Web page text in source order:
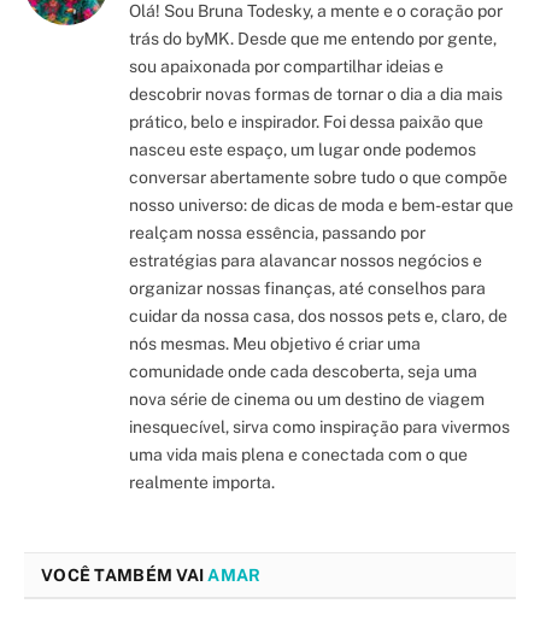
Olá! Sou Bruna Todesky, a mente e o coração por
trás do byMK. Desde que me entendo por gente,
sou apaixonada por compartilhar ideias e
descobrir novas formas de tornar o dia a dia mais
prático, belo e inspirador. Foi dessa paixão que
nasceu este espaço, um lugar onde podemos
conversar abertamente sobre tudo o que compõe
nosso universo: de dicas de moda e bem-estar que
realçam nossa essência, passando por
estratégias para alavancar nossos negócios e
organizar nossas finanças, até conselhos para
cuidar da nossa casa, dos nossos pets e, claro, de
nós mesmas. Meu objetivo é criar uma
comunidade onde cada descoberta, seja uma
nova série de cinema ou um destino de viagem
inesquecível, sirva como inspiração para vivermos
uma vida mais plena e conectada com o que
realmente importa.
VOCÊ TAMBÉM VAI AMAR